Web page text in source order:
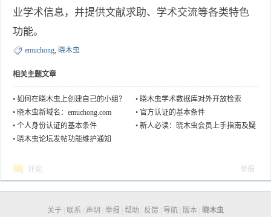
业学术信息，并提供文献求助、学术交流等各类特色
功能。
emuchong, 晓木虫
相关主题文章
• 如何在晓木虫上创建自己的小组？ • 晓木虫学术数据库对外开放检索
• 晓木虫新域名：emuchong.com • 官方认证的基本条件
• 个人身份认证的基本条件 • 新人必读：晓木虫会员上手指南及疑
• 晓木虫论坛发帖功能维护通知
评论 举报
关于 联系 声明 举报 帮助 反馈 导航 版本 晓木虫